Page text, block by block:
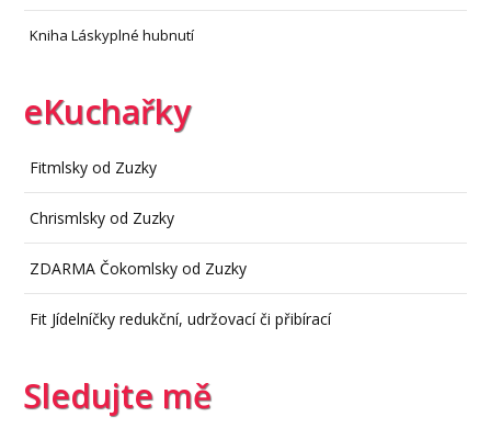
Kniha Láskyplné hubnutí
eKuchařky
Fitmlsky od Zuzky
Chrismlsky od Zuzky
ZDARMA Čokomlsky od Zuzky
Fit Jídelníčky redukční, udržovací či přibírací
Sledujte mě